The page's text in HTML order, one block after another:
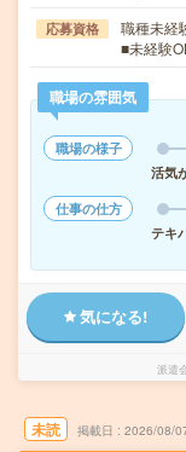
応募資格
職種未経
■未経験
職場の雰囲気
職場の様子
活気
仕事の仕方
テキ
気になる!
派遣
未読 掲載日 2026/08/